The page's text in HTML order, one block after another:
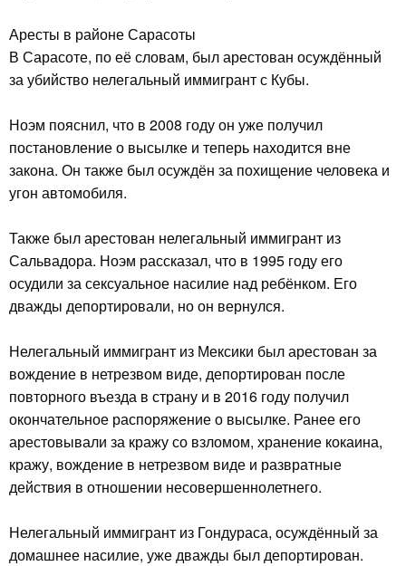
Аресты в районе Сарасоты
В Сарасоте, по её словам, был арестован осуждённый
за убийство нелегальный иммигрант с Кубы.
Ноэм пояснил, что в 2008 году он уже получил
постановление о высылке и теперь находится вне
закона. Он также был осуждён за похищение человека и
угон автомобиля.
Также был арестован нелегальный иммигрант из
Сальвадора. Ноэм рассказал, что в 1995 году его
осудили за сексуальное насилие над ребёнком. Его
дважды депортировали, но он вернулся.
Нелегальный иммигрант из Мексики был арестован за
вождение в нетрезвом виде, депортирован после
повторного въезда в страну и в 2016 году получил
окончательное распоряжение о высылке. Ранее его
арестовывали за кражу со взломом, хранение кокаина,
кражу, вождение в нетрезвом виде и развратные
действия в отношении несовершеннолетнего.
Нелегальный иммигрант из Гондураса, осуждённый за
домашнее насилие, уже дважды был депортирован.